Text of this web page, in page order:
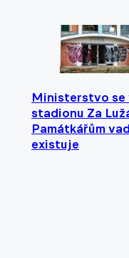
Ministerstvo se
stadionu Za
Památkářům
existuje